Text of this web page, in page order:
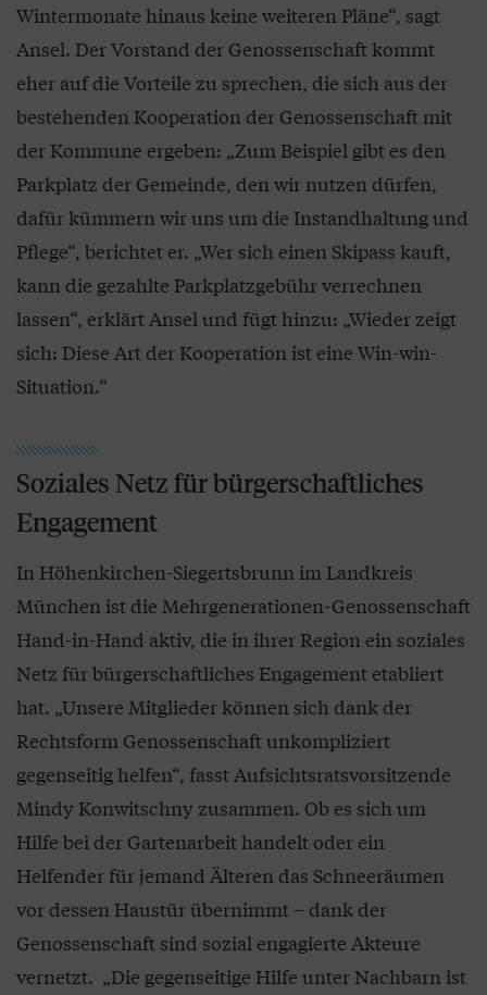
Wintermonate hinaus keine weiteren Pläne“, sagt
Ansel. Der Vorstand der Genossenschaft kommt
eher auf die Vorteile zu sprechen, die sich aus der
bestehenden Kooperation der Genossenschaft mit
der Kommune ergeben: „Zum Beispiel gibt es den
Parkplatz der Gemeinde, den wir nutzen dürfen,
dafür kümmern wir uns um die Instandhaltung und
Pflege“, berichtet er. „Wer sich einen Skipass kauft,
kann die gezahlte Parkplatzgebühr verrechnen
lassen“, erklärt Ansel und fügt hinzu: „Wieder zeigt
sich: Diese Art der Kooperation ist eine Win-win-
Situation.“
Soziales Netz für bürgerschaftliches
Engagement
In Höhenkirchen-Siegertsbrunn im Landkreis
München ist die Mehrgenerationen-Genossenschaft
Hand-in-Hand aktiv, die in ihrer Region ein soziales
Netz für bürgerschaftliches Engagement etabliert
hat. „Unsere Mitglieder können sich dank der
Rechtsform Genossenschaft unkompliziert
gegenseitig helfen“, fasst Aufsichtsratsvorsitzende
Mindy Konwitschny zusammen. Ob es sich um
Hilfe bei der Gartenarbeit handelt oder ein
Helfender für jemand Älteren das Schneeräumen
vor dessen Haustür übernimmt – dank der
Genossenschaft sind sozial engagierte Akteure
vernetzt. „Die gegenseitige Hilfe unter Nachbarn ist